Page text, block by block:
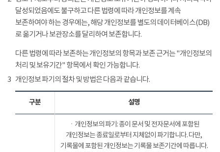
달성되었음에도 불구하고 다른 법령에 따라 개인정보를 계속
보존하여야 하는 경우에는, 해당 개인정보를 별도의 데이터베이스(DB)
로 옮기거나 보관장소를 달리하여 보존합니다.
다른 법령에 따라 보존하는 개인정보의 항목과 보존 근거는 "개인정보의
처리 및 보유기간" 항목에서 확인 가능합니다.
3 개인정보 파기의 절차 및 방법은 다음과 같습니다.
구분 설명
ㆍ개인정보의 파기: 종이 문서 및 전자문서에 포함된
개인정보는 종료일로부터 지체없이 파기합니다. 다만,
기록물에 포함된 개인정보는 기록물 보존기간에 따릅니다.